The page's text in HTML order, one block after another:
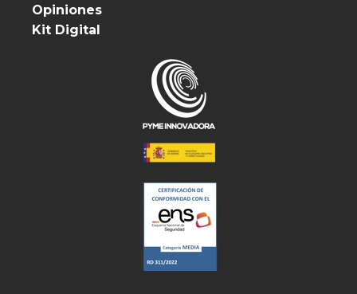
Opiniones
Kit Digital